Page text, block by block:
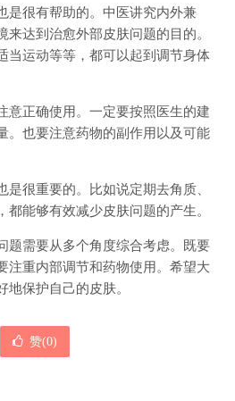
是很有帮助的。中医讲究内外兼
达到治愈外部皮肤问题的目的。
当运动等等，都可以起到调节身体
意正确使用。一定要按照医生的建
。也要注意药物的副作用以及可能
是很重要的。比如说定期去角质、
能够有效减少皮肤问题的产生。
题需要从多个角度综合考虑。既要
注重内部调节和药物使用。希望大
保护自己的皮肤。
赞(0)